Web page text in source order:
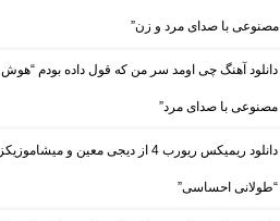
مصنوعی با صدای مرد و زن”
دانلود آهنگ چی اومد سر من که قول داده بودم “هوش
مصنوعی با صدای مرد”
دانلود ریمیکس ریورب 4 از دیجی معین و میشاموزیکز
“طولانی احساسی”